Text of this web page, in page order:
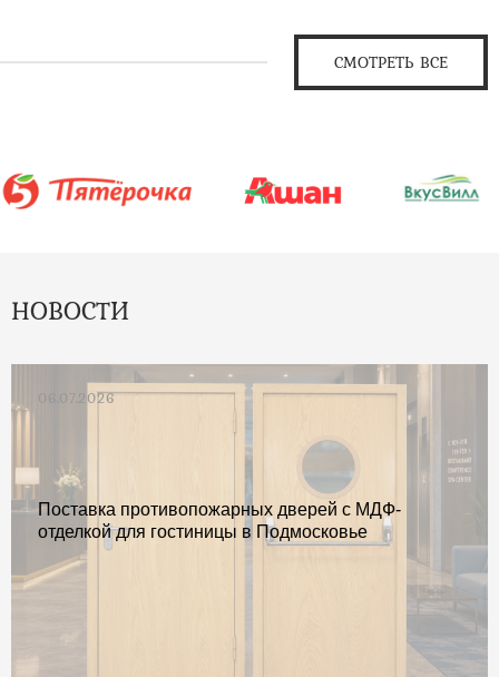
СМОТРЕТЬ ВСЕ
НОВОСТИ
06.07.2026
Поставка противопожарных дверей с МДФ-
отделкой для гостиницы в Подмосковье